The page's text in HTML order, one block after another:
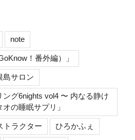
note
！番外編）」
島サロン
ング6nights vol4 〜 内なる静け
の睡眠サプリ」
トラクター ひろかふぇ